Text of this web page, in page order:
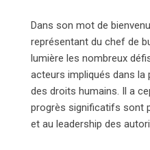
Dans son mot de
représentant du chef de
lumière les nombreux
acteurs impliqués dans
des droits humains. Il a
progrès significatifs sont
et au leadership des